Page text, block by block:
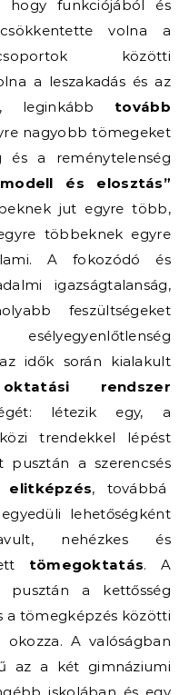
hogy funkciójából és
volna a
közötti
a leszakadás és az
leginkább tovább
nagyobb tömegeket
és a reménytelenség
és elosztás”
jut egyre több,
többeknek egyre
A fokozódó és
igazságtalanság,
feszültségeket
idők során kialakult
rendszer
létezik egy, a
trendekkel lépést
a szerencsés
elitképzés, továbbá
lehetőségként
nehézkes és
tömegoktatás. A
a kettősség
a tömegképzés közötti
okozza. A valóságban
az a két gimnáziumi